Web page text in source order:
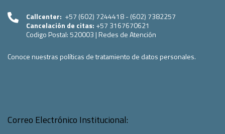
Callcenter: +57 (602) 7244418 - (602) 7382257
Cancelación de citas: +57 3167670621
Codigo Postal:520003 | Redes de Atención
Conoce nuestras políticas de tratamiento de datos personales.
Correo Electrónico Institucional: